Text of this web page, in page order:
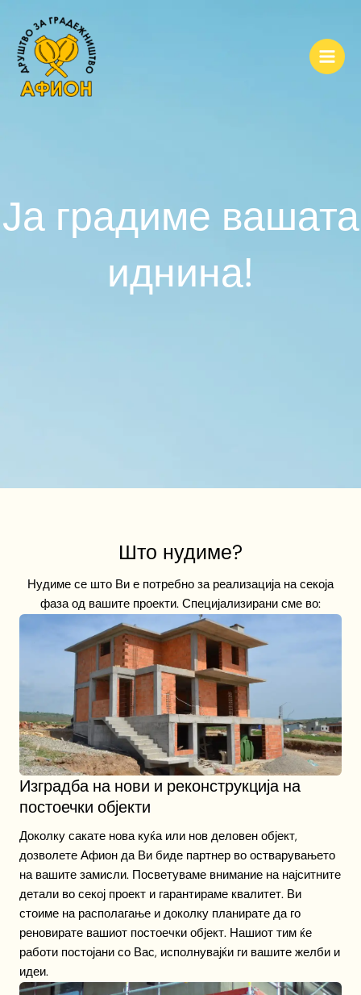
content
Main
Ја градиме вашата
иднина!
Што нудиме?
Нудиме се што Ви е потребно за реализација на секоја
фаза од вашите проекти. Специјализирани сме во:
Изградба на нови и реконструкција на
постоечки објекти
Доколку сакате нова куќа или нов деловен објект,
дозволете Афион да Ви биде партнер во остварувањето
на вашите замисли. Посветуваме внимание на најситните
детали во секој проект и гарантираме квалитет. Ви
стоиме на располагање и доколку планирате да го
реновирате вашиот постоечки објект. Нашиот тим ќе
работи постојани со Вас, исполнувајќи ги вашите желби и
идеи.